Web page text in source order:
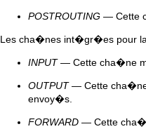
POSTROUTING — Cette
Les cha�nes int�gr�es pour
INPUT— Cette cha�ne
OUTPUT— Cette cha�ne
envoy�s.
FORWARD — Cette